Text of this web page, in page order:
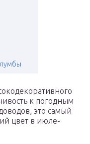
к погодным
это самый
цвет в июле-